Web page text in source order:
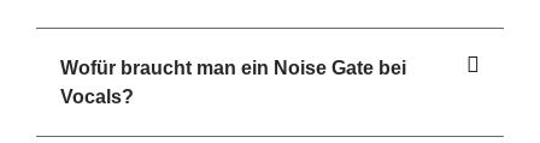
Wofür braucht man ein Noise Gate bei
Vocals?